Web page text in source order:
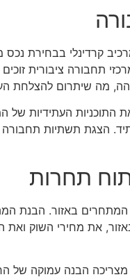
קרדינלי בבחירת
תחבורה ציבורית
מה שיתרום להצלחת
התוכניות העתידיות
הצגת תשתיות תחבורה
תחרות
באזור. הבנת
את מחירי השוק ואת
הבנה עמוקה של